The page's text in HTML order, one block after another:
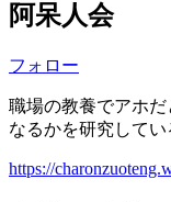
阿呆人会
フォロー
職場の教養でアホ
なるかを研究してい
https://